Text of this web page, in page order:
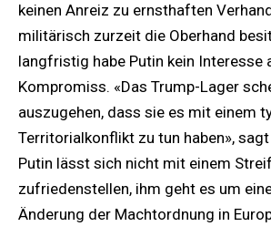
keinen Anreiz zu ernsthaften
militärisch zurzeit die Oberhand
langfristig habe Putin kein Interesse
Kompromiss. «Das Trump-Lager
auszugehen, dass sie es mit einem
Territorialkonflikt zu tun haben», sagt
Putin lässt sich nicht mit einem
zufriedenstellen, ihm geht es um
Änderung der Machtordnung in